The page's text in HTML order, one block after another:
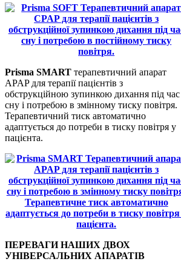
Prisma SMART терапевтичний апарат
APAP для терапії пацієнтів з
обструкційною зупинкою дихання під час
сну і потребою в змінному тиску повітря.
Терапевтичний тиск автоматично
адаптується до потреби в тиску повітря у
пацієнта.
ПЕРЕВАГИ НАШИХ ДВОХ
УНІВЕРСАЛЬНИХ АПАРАТІВ